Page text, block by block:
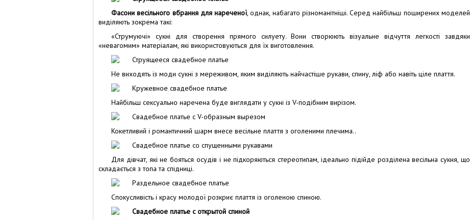
Фасони весільного вбрання для нареченої, однак, набагато різноманітніші. Серед найбільш поширених моделей
виділяють зокрема такі:
«Струмуючі» сукні для створення прямого силуету. Вони створюють візуальне відчуття легкості завдяки
«невагомим» матеріалам, які використовуються для їх виготовлення.
Не виходять із моди сукні з мереживом, яким виділяють найчастіше рукави, спину, ліф або навіть ціле плаття.
Найбільш сексуально наречена буде виглядати у сукні із V-подібним вирізом.
Кокетливий і романтичний шарм внесе весільне плаття з оголеними плечима..
Для дівчат, які не бояться осудів і не підкоряються стереотипам, ідеально підійде розділена весільна сукня, що
складається з топа та спідниці.
Спокусливість і красу молодої розкриє плаття із оголеною спиною.